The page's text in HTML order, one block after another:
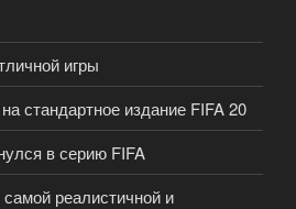
игры
стандартное издание FIFA 20
в серию FIFA
реалистичной и